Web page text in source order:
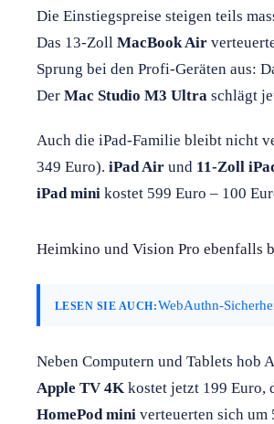
Die Einstiegspreise steigen teils
Das 13-Zoll MacBook Air
Sprung bei den Profi-Geräten aus:
Der Mac Studio M3 Ultra schlägt
Auch die iPad-Familie bleibt nicht
349 Euro). iPad Air und 11-Zoll
iPad mini kostet 599 Euro – 100
Heimkino und Vision Pro ebenfalls
LESEN SIE AUCH:WebAuthn-
Neben Computern und Tablets hob
Apple TV 4K kostet jetzt 199 Euro,
HomePod mini verteuerten sich um